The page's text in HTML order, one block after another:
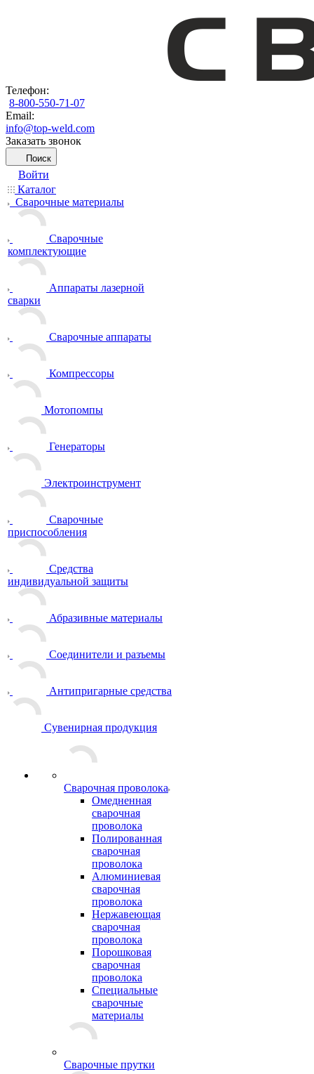
Телефон:
8-800-550-71-07
Email:
info@top-weld.com
Заказать звонок
Поиск
Войти
Каталог
Сварочные материалы
Сварочные
комплектующие
Аппараты лазерной
сварки
Сварочные аппараты
Компрессоры
Мотопомпы
Генераторы
Электроинструмент
Сварочные
приспособления
Средства
индивидуальной защиты
Абразивные материалы
Соединители и разъемы
Антипригарные средства
Сувенирная продукция
Сварочная проволока
Омедненная
сварочная
проволока
Полированная
сварочная
проволока
Алюминиевая
сварочная
проволока
Нержавеющая
сварочная
проволока
Порошковая
сварочная
проволока
Специальные
сварочные
материалы
Сварочные прутки